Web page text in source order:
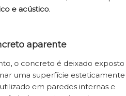
e acústico.
aparente
o concreto é deixado exposto
uma superfície esteticamente
em paredes internas e